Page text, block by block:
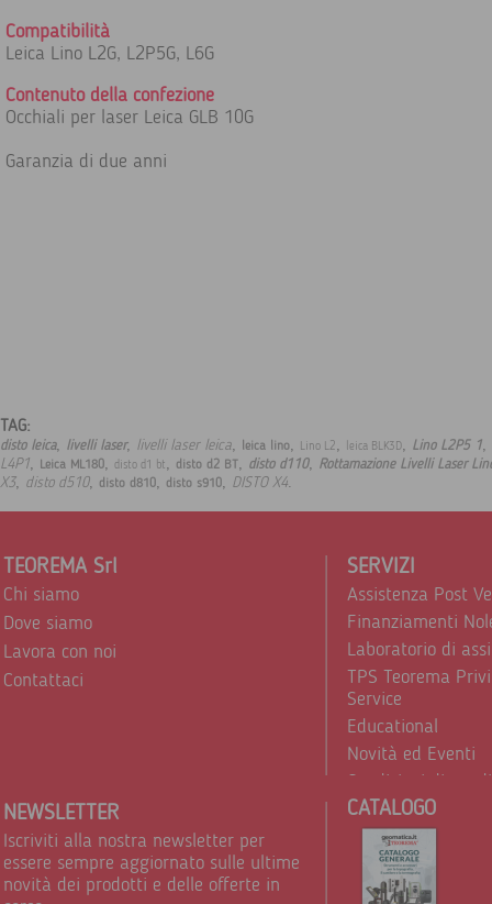
Compatibilità
Leica Lino L2G, L2P5G, L6G
Contenuto della confezione
Occhiali per laser Leica GLB 10G
Garanzia di due anni
TAG:
disto leica, livelli laser, livelli laser leica, leica lino, Lino L2, leica BLK3D, Lino L2P5 1,
L4P1, Leica ML180, disto d1 bt, disto d2 BT, disto d110, Rottamazione Livelli Laser
X3, disto d510, disto d810, disto s910, DISTO X4.
TEOREMA Srl
Chi siamo
Dove siamo
Lavora con noi
Contattaci
SERVIZI
Assistenza Post
Finanziamenti
Laboratorio di
TPS Teorema
Service
Educational
Novità ed Eventi
Condizioni di
Trattamento dei
NEWSLETTER
Iscriviti alla nostra newsletter per
essere sempre aggiornato sulle ultime
novità dei prodotti e delle offerte in
CATALOGO